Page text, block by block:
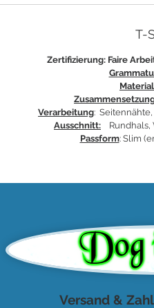
T-
Zertifizierung: Faire
Verarbeitung:
Ausschnitt: Rundhals,
Passform: Slim
Versand &